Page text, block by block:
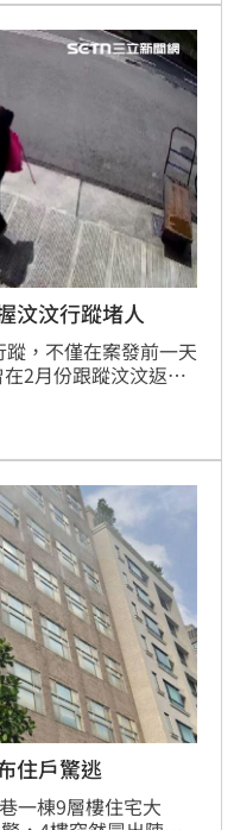
汶汶行蹤堵人
，不僅在案發前一天
2月份跟蹤汶汶返
如今由愛生恨，舉刀
住戶驚逃
一棟9層樓住宅大